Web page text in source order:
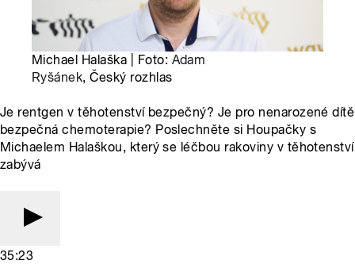
Michael Halaška | Foto: Adam
Ryšánek, Český rozhlas
Je rentgen v těhotenství bezpečný? Je pro nenarozené dítě
bezpečná chemoterapie? Poslechněte si Houpačky s
Michaelem Halaškou, který se léčbou rakoviny v těhotenství
zabývá
35:23